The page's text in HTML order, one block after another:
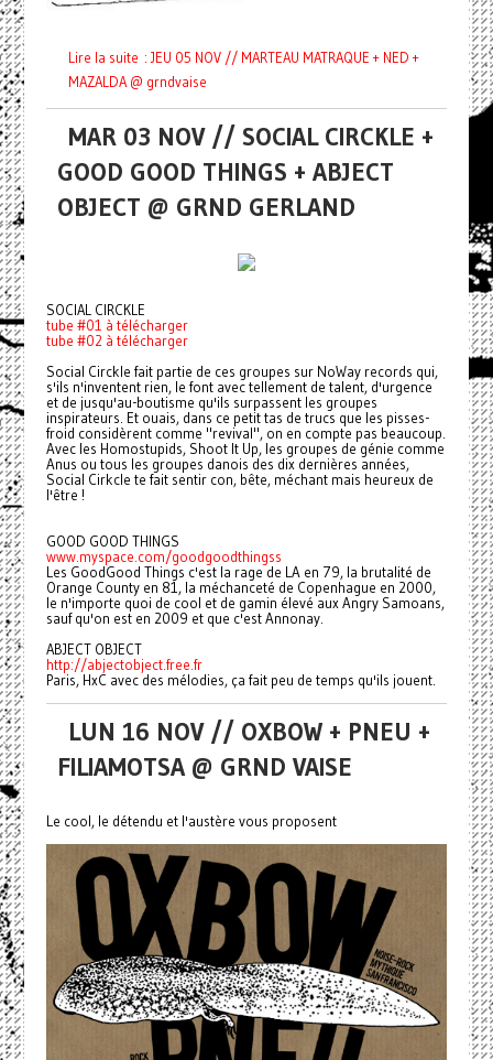
Lire la suite : JEU 05 NOV // MARTEAU MATRAQUE + NED +
MAZALDA @ grndvaise
MAR 03 NOV // SOCIAL CIRCKLE +
GOOD GOOD THINGS + ABJECT
OBJECT @ GRND GERLAND
SOCIAL CIRCKLE
tube #01 à télécharger
tube #02 à télécharger
Social Circkle fait partie de ces groupes sur NoWay records qui,
s'ils n'inventent rien, le font avec tellement de talent, d'urgence
et de jusqu'au-boutisme qu'ils surpassent les groupes
inspirateurs. Et ouais, dans ce petit tas de trucs que les pisses-
froid considèrent comme "revival", on en compte pas beaucoup.
Avec les Homostupids, Shoot It Up, les groupes de génie comme
Anus ou tous les groupes danois des dix dernières années,
Social Cirkcle te fait sentir con, bête, méchant mais heureux de
l'être !
GOOD GOOD THINGS
www.myspace.com/goodgoodthingss
Les GoodGood Things c'est la rage de LA en 79, la brutalité de
Orange County en 81, la méchanceté de Copenhague en 2000,
le n'importe quoi de cool et de gamin élevé aux Angry Samoans,
sauf qu'on est en 2009 et que c'est Annonay.
ABJECT OBJECT
http://abjectobject.free.fr
Paris, HxC avec des mélodies, ça fait peu de temps qu'ils jouent.
LUN 16 NOV // OXBOW + PNEU +
FILIAMOTSA @ GRND VAISE
Le cool, le détendu et l'austère vous proposent